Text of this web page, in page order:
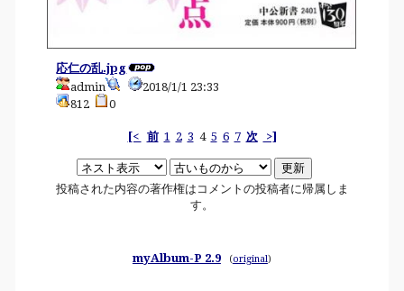
応仁の乱.jpg
admin
2018/1/1 23:33
812
0
[< 前 1 2 3 4 5 6 7 次 >]
投稿された内容の著作権はコメントの投稿者に帰属しま
す。
myAlbum-P 2.9 (original)